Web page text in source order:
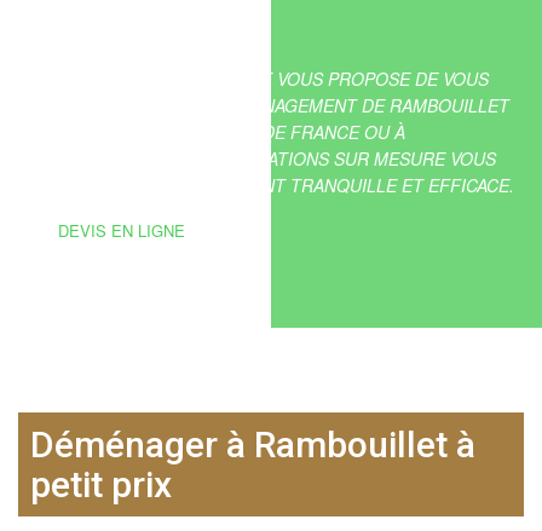
TRANSLIDER DÉMÉNAGEMENT VOUS PROPOSE DE VOUS
ASSISTER DANS VOTRE DÉMÉNAGEMENT DE RAMBOUILLET
VERS LA FRANCE, VERS L’ÎLE DE FRANCE OU À
L’INTERNATIONAL. NOS PRESTATIONS SUR MESURE VOUS
ASSURENT UN DÉMÉNAGEMENT TRANQUILLE ET EFFICACE.
DEVIS EN LIGNE
Déménager à Rambouillet à
petit prix